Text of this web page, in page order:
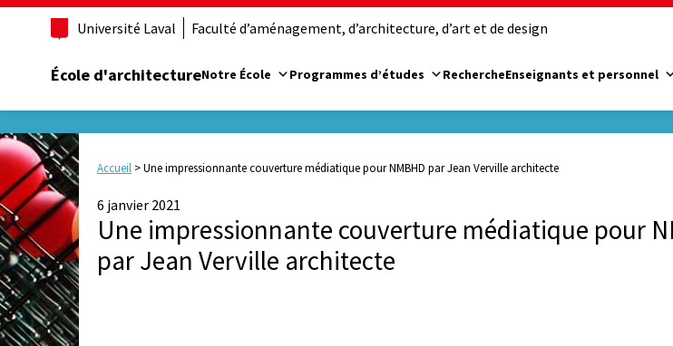
Université Laval Faculté d’aménagement, d’architecture, d’art et de design
École d'architectureNotre École Programmes d’études RechercheEnseignants et personnel
Accueil >Une impressionnante couverture médiatique pour NMBHD par Jean Verville architecte
6 janvier 2021
Une impressionnante couverture médiatique pour
par Jean Verville architecte